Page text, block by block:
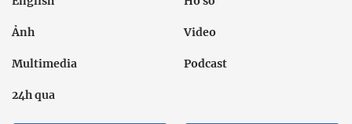
Ảnh Video
Multimedia Podcast
24h qua